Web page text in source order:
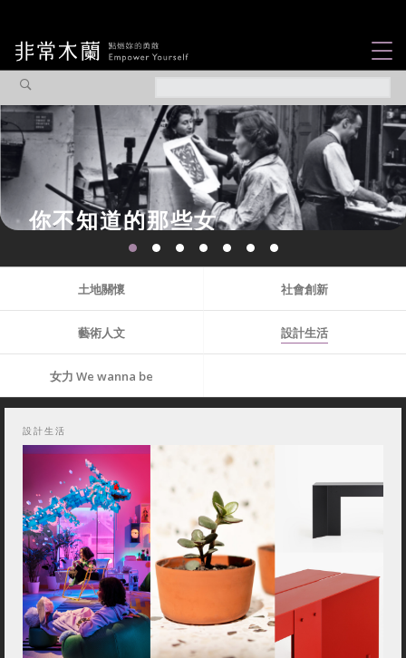
觀點專欄
焦點企劃
社會企業
認識我們
土地關懷 社會創新
藝術人文 設計生活
女力 We wanna be
設計生活